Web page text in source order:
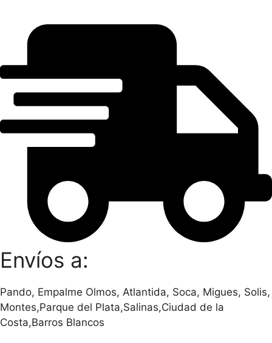
Envíos a:
Pando, Empalme Olmos, Atlantida, Soca, Migues, Solis,
Montes,Parque del Plata,Salinas,Ciudad de la
Costa,Barros Blancos